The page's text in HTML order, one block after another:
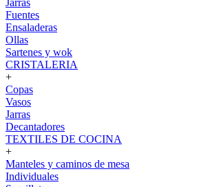
Jarras
Fuentes
Ensaladeras
Ollas
Sartenes y wok
CRISTALERIA
+
Copas
Vasos
Jarras
Decantadores
TEXTILES DE COCINA
+
Manteles y caminos de mesa
Individuales